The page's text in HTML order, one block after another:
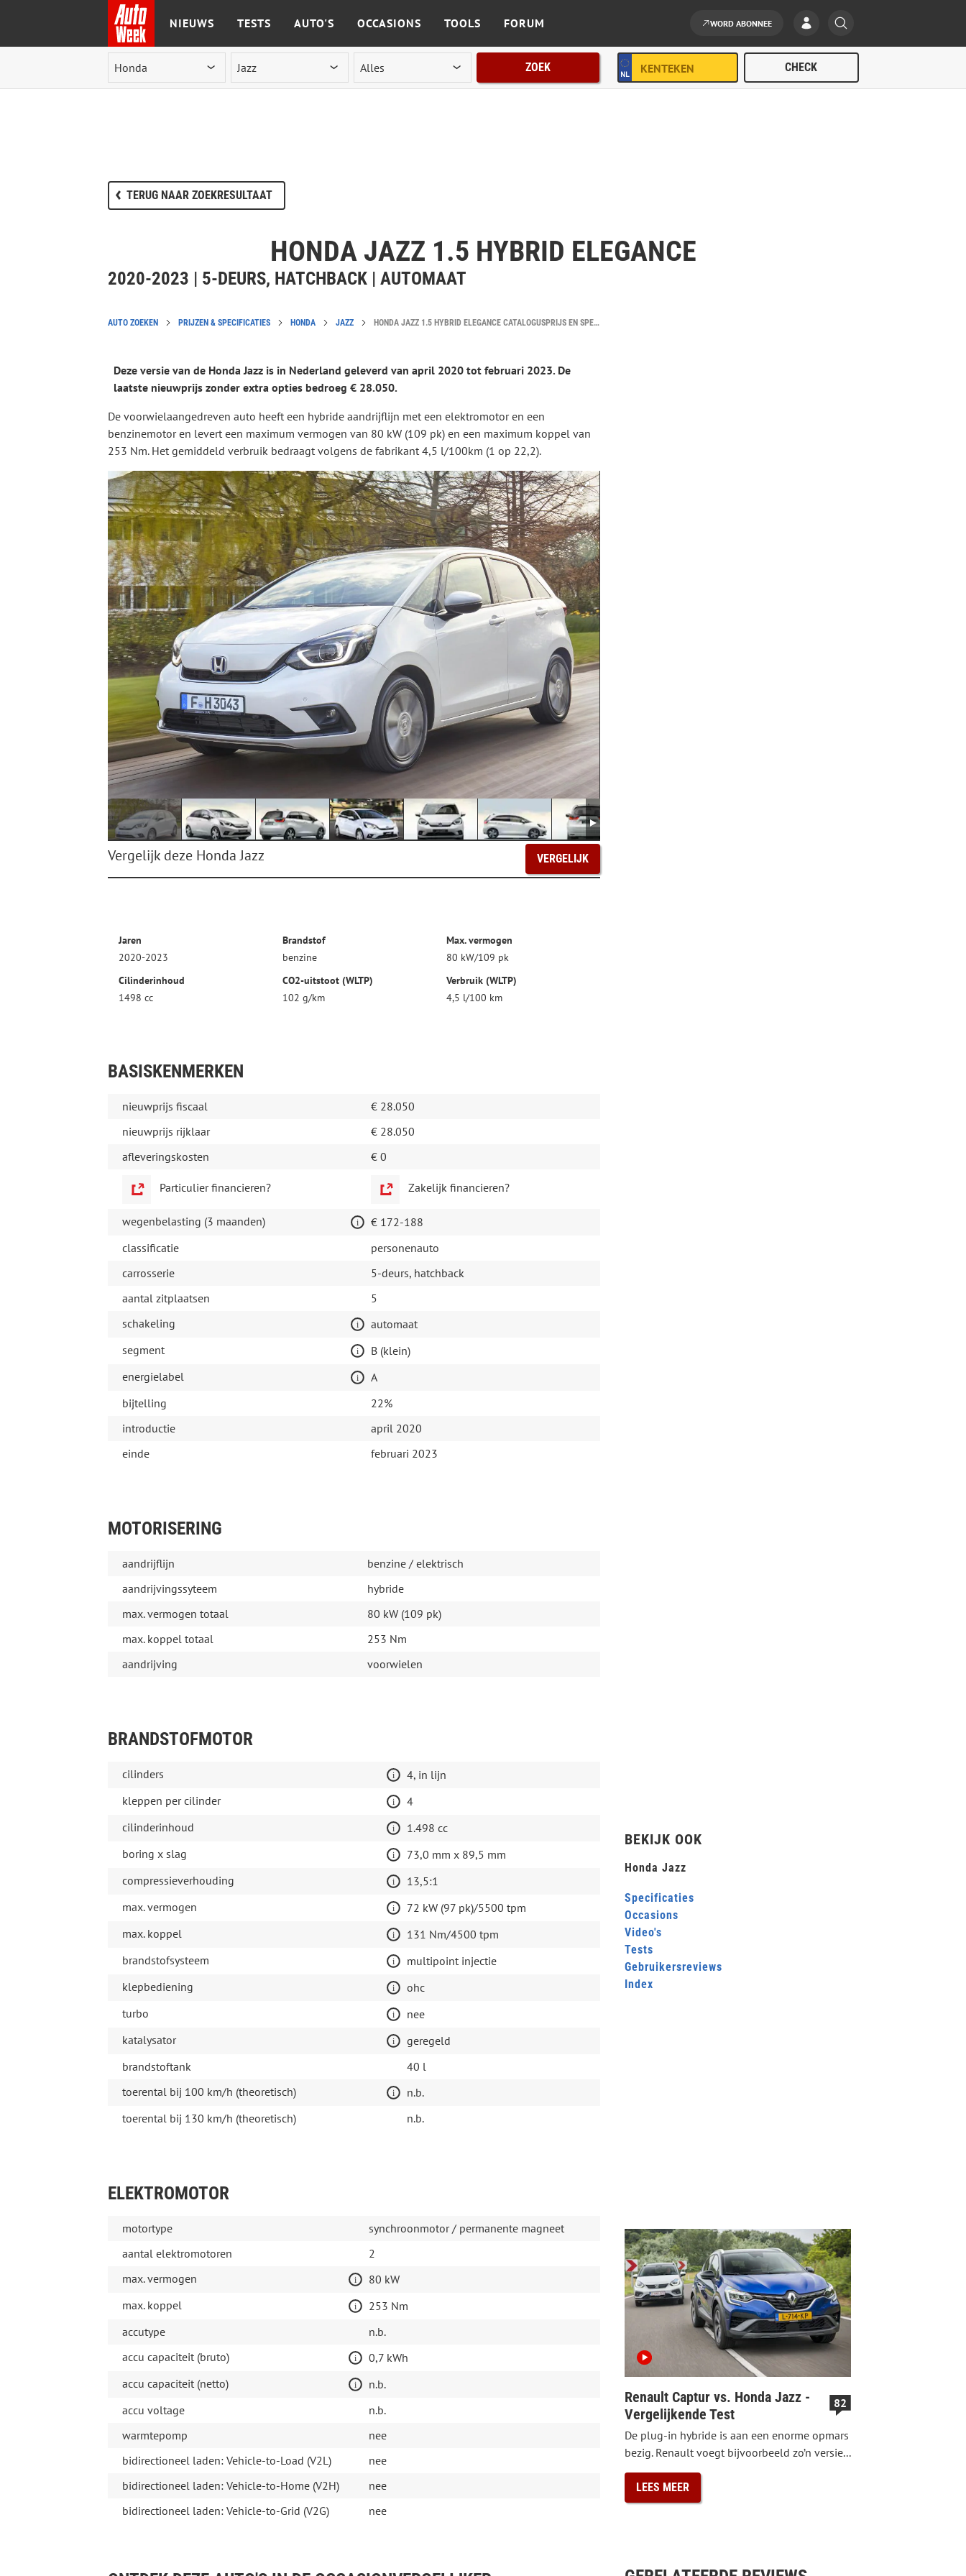
Ga naar de inhoud
NIEUWS TESTS AUTO'S OCCASIONS TOOLS FORUM WORD ABONNEE
ZOEK
TERUG NAAR ZOEKRESULTAAT
HONDA JAZZ 1.5 HYBRID ELEGANCE
2020-2023 | 5-DEURS, HATCHBACK | AUTOMAAT
AUTO ZOEKEN PRIJZEN & SPECIFICATIES HONDA JAZZ HONDA JAZZ 1.5 HYBRID ELEGANCE CATALOGUSPRIJS EN SPECIFICATIES
Deze versie van de Honda Jazz is in Nederland geleverd van april 2020 tot februari 2023. De
laatste nieuwprijs zonder extra opties bedroeg € 28.050.
De voorwielaangedreven auto heeft een hybride aandrijflijn met een elektromotor en een
benzinemotor en levert een maximum vermogen van 80 kW (109 pk) en een maximum koppel van
253 Nm. Het gemiddeld verbruik bedraagt volgens de fabrikant 4,5 l/100km (1 op 22,2).
Vergelijk deze Honda Jazz VERGELIJK
Jaren
2020-2023
Brandstof
benzine
Max. vermogen
80 kW/109 pk
Cilinderinhoud
1498 cc
CO2-uitstoot (WLTP)
102 g/km
Verbruik (WLTP)
4,5 l/100 km
BASISKENMERKEN
nieuwprijs fiscaal
€ 28.050
nieuwprijs rijklaar
€ 28.050
afleveringskosten
€ 0
Particulier financieren? Zakelijk financieren?
wegenbelasting (3 maanden)
€ 172-188
classificatie
personenauto
carrosserie
5-deurs, hatchback
aantal zitplaatsen
5
schakeling
automaat
segment
B (klein)
energielabel
A
bijtelling
22%
introductie
april 2020
einde
februari 2023
MOTORISERING
aandrijflijn
benzine / elektrisch
aandrijvingssyteem
hybride
max. vermogen totaal
80 kW (109 pk)
max. koppel totaal
253 Nm
aandrijving
voorwielen
BRANDSTOFMOTOR
cilinders
4, in lijn
kleppen per cilinder
4
cilinderinhoud
1.498 cc
boring x slag
73,0 mm x 89,5 mm
compressieverhouding
13,5:1
max. vermogen
72 kW (97 pk)/5500 tpm
max. koppel
131 Nm/4500 tpm
brandstofsysteem
multipoint injectie
klepbediening
ohc
turbo
nee
katalysator
geregeld
brandstoftank
40 l
toerental bij 100 km/h (theoretisch)
n.b.
toerental bij 130 km/h (theoretisch)
n.b.
ELEKTROMOTOR
motortype
synchroonmotor / permanente magneet
aantal elektromotoren
2
max. vermogen
80 kW
max. koppel
253 Nm
accutype
n.b.
accu capaciteit (bruto)
0,7 kWh
accu capaciteit (netto)
n.b.
accu voltage
n.b.
warmtepomp
nee
bidirectioneel laden: Vehicle-to-Load (V2L)
nee
bidirectioneel laden: Vehicle-to-Home (V2H)
nee
bidirectioneel laden: Vehicle-to-Grid (V2G)
nee
BEKIJK OOK
Honda Jazz
Specificaties
Occasions
Video's
Tests
Gebruikersreviews
Index
Renault Captur vs. Honda Jazz -
Vergelijkende Test
82
De plug-in hybride is aan een enorme opmars
bezig. Renault voegt bijvoorbeeld zo’n versie...
LEES MEER